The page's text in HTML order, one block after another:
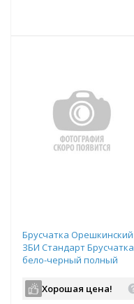
Брусчатка Орешкинский
ЗБИ Стандарт Брусчатка
бело-черный полный
Хорошая цена!